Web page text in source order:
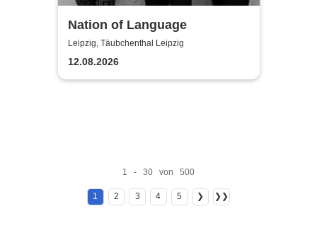
Nation of Language
Leipzig, Täubchenthal Leipzig
12.08.2026
1 - 30 von 500
1 2 3 4 5 ❯ ❯❯